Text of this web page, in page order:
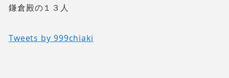
鎌倉殿の１３人
Tweets by 999chiaki